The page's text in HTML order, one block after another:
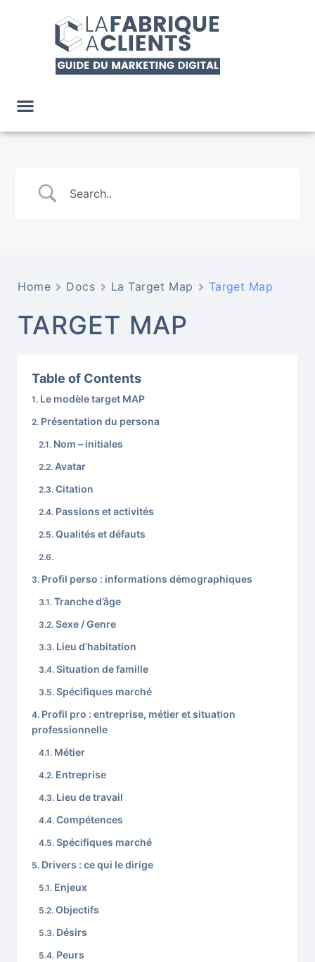
Home Docs La Target Map Target Map
TARGET MAP
Table of Contents
Le modèle target MAP
Présentation du persona
Nom – initiales
Avatar
Citation
Passions et activités
Qualités et défauts
Profil perso : informations démographiques
Tranche d’âge
Sexe / Genre
Lieu d’habitation
Situation de famille
Spécifiques marché
Profil pro : entreprise, métier et situation
professionnelle
Métier
Entreprise
Lieu de travail
Compétences
Spécifiques marché
Drivers : ce qui le dirige
Enjeux
Objectifs
Désirs
Peurs